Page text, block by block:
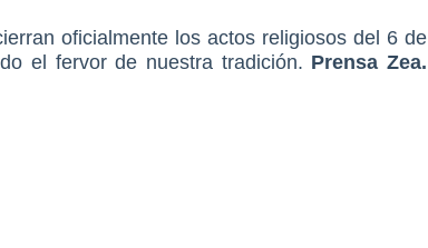
oficialmente los actos religiosos del 6 de
el fervor de nuestra tradición. Prensa Zea.